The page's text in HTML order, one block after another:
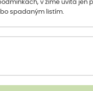
v zimě uvítá jen
spadaným listím.